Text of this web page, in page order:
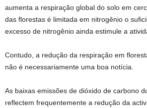
aumenta a respiração global do solo em
das florestas é limitada em nitrogênio o
excesso de nitrogênio ainda estimule a
Contudo, a redução da respiração em
não é necessariamente uma boa notícia.
As baixas emissões de dióxido de carbono
reflectem frequentemente a redução da